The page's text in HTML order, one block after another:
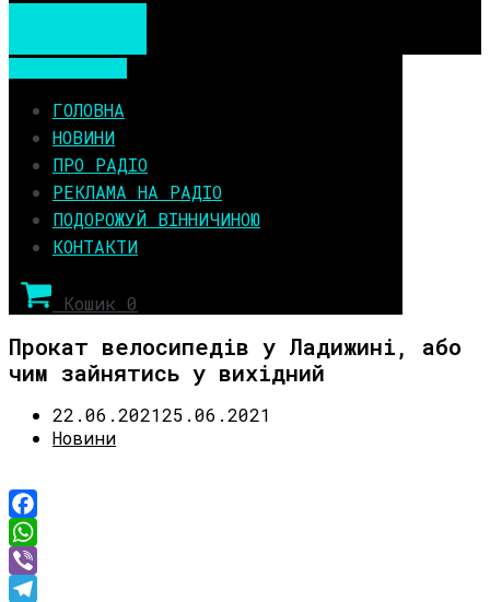
ГОЛОВНА
НОВИНИ
ПРО РАДІО
РЕКЛАМА НА РАДІО
ПОДОРОЖУЙ ВІННИЧИНОЮ
КОНТАКТИ
Кошик 0
Прокат велосипедів у Ладижині, або
чим зайнятись у вихідний
22.06.202125.06.2021
Новини
Facebook
WhatsApp
Viber